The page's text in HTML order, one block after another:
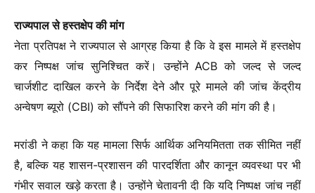
राज्यपाल से हस्तक्षेप की मांग
नेता प्रतिपक्ष ने राज्यपाल से आग्रह किया है कि वे इस मामले में हस्तक्षेप
कर निष्पक्ष जांच सुनिश्चित करें। उन्होंने ACB को जल्द से जल्द
चार्जशीट दाखिल करने के निर्देश देने और पूरे मामले की जांच केंद्रीय
अन्वेषण ब्यूरो (CBI) को सौंपने की सिफारिश करने की मांग की है।
मरांडी ने कहा कि यह मामला सिर्फ आर्थिक अनियमितता तक सीमित नहीं
है, बल्कि यह शासन-प्रशासन की पारदर्शिता और कानून व्यवस्था पर भी
गंभीर सवाल खड़े करता है। उन्होंने चेतावनी दी कि यदि निष्पक्ष जांच नहीं